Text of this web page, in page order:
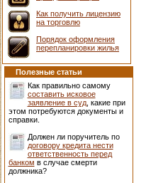
Как получить лицензию
на торговлю
Порядок оформления
перепланировки жилья
Полезные статьи
Как правильно самому
составить исковое
заявление в суд, какие при
этом потребуются документы и
справки.
Должен ли поручитель по
договору кредита нести
ответственность перед
банком в случае смерти
должника?